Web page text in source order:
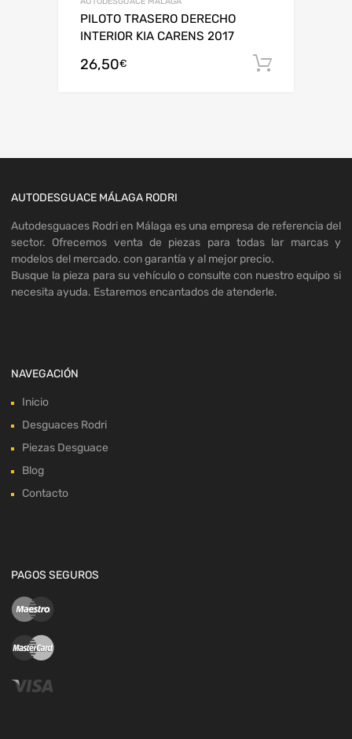
PILOTO TRASERO DERECHO
INTERIOR KIA CARENS 2017
26,50€
AUTODESGUACE MÁLAGA RODRI
Autodesguaces Rodri en Málaga es una empresa de referencia del
sector. Ofrecemos venta de piezas para todas lar marcas y
modelos del mercado. con garantía y al mejor precio.
Busque la pieza para su vehículo o consulte con nuestro equipo si
necesita ayuda. Estaremos encantados de atenderle.
NAVEGACIÓN
Inicio
Desguaces Rodri
Piezas Desguace
Blog
Contacto
PAGOS SEGUROS